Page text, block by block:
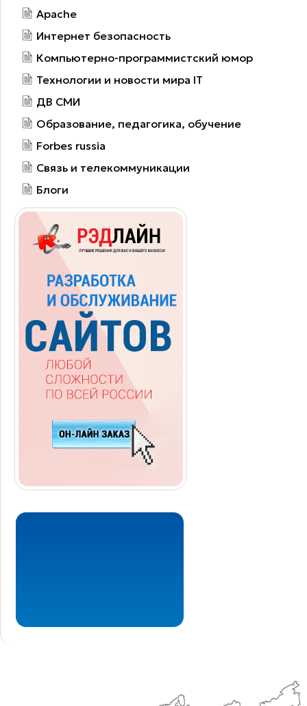
Apache
Интернет безопасность
Компьютерно-программистский юмор
Технологии и новости мира IT
ДВ СМИ
Образование, педагогика, обучение
Forbes russia
Связь и телекоммуникации
Блоги